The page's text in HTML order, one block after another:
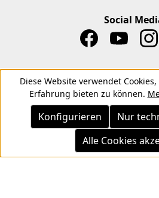
Social
Impressum Datenschutz
Muster-Widerrufsformular
Teilnahmebedingungen für
Diese Website verwendet
Erfahrung bieten zu können.
Nur
Konfigurieren
Alle Cookies